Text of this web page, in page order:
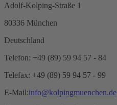
Adolf-Kolping-Straße 1
80336 München
Deutschland
Telefon: +49 (89) 59 94 57 - 84
Telefax: +49 (89) 59 94 57 - 99
E-Mail:info@kolpingmuenchen.de